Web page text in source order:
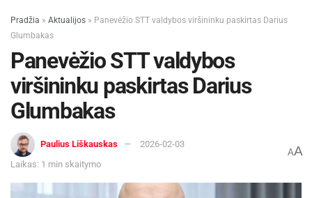
Pradžia » Aktualijos » Panevėžio STT valdybos viršininku paskirtas Darius
Glumbakas
Panevėžio STT valdybos
viršininku paskirtas Darius
Glumbakas
Paulius Liškauskas
2026-02-03
Laikas: 1 min skaitymo
AA